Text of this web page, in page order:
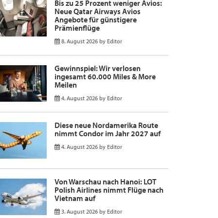
Bis zu 25 Prozent weniger Avios:
Neue Qatar Airways Avios
Angebote für günstigere
Prämienflüge
8. August 2026 by Editor
Gewinnspiel: Wir verlosen
ingesamt 60.000 Miles & More
Meilen
4. August 2026 by Editor
Diese neue Nordamerika Route
nimmt Condor im Jahr 2027 auf
4. August 2026 by Editor
Von Warschau nach Hanoi: LOT
Polish Airlines nimmt Flüge nach
Vietnam auf
3. August 2026 by Editor